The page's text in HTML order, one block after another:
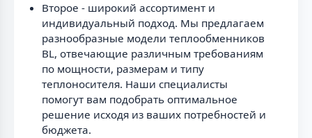
Второе - широкий ассортимент и
индивидуальный подход. Мы предлагаем
разнообразные модели теплообменников
BL, отвечающие различным требованиям
по мощности, размерам и типу
теплоносителя. Наши специалисты
помогут вам подобрать оптимальное
решение исходя из ваших потребностей и
бюджета.